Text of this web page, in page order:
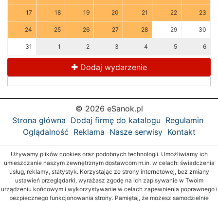
17 18 19 20 21 22 23
24 25 26 27 28 29 30
31 1 2 3 4 5 6
Dodaj wydarzenie
© 2026 eSanok.pl
Strona główna Dodaj firmę do katalogu Regulamin
Oglądalność Reklama Nasze serwisy Kontakt
Używamy plików cookies oraz podobnych technologii. Umożliwiamy ich
umieszczanie naszym zewnętrznym dostawcom m.in. w celach: świadczenia
usług, reklamy, statystyk. Korzystając ze strony internetowej, bez zmiany
ustawień przeglądarki, wyrażasz zgodę na ich zapisywanie w Twoim
urządzeniu końcowym i wykorzystywanie w celach zapewnienia poprawnego i
bezpiecznego funkcjonowania strony. Pamiętaj, że możesz samodzielnie